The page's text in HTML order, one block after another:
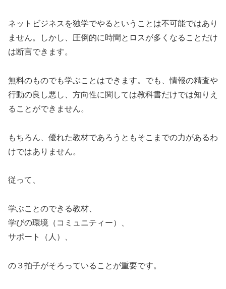
ネットビジネスを独学でやるということは不可能ではあり
ません。しかし、圧倒的に時間とロスが多くなることだけ
は断言できます。
無料のものでも学ぶことはできます。でも、情報の精査や
行動の良し悪し、方向性に関しては教科書だけでは知りえ
ることができません。
もちろん、優れた教材であろうともそこまでの力があるわ
けではありません。
従って、
学ぶことのできる教材、
学びの環境（コミュニティー）、
サポート（人）、
の３拍子がそろっていることが重要です。